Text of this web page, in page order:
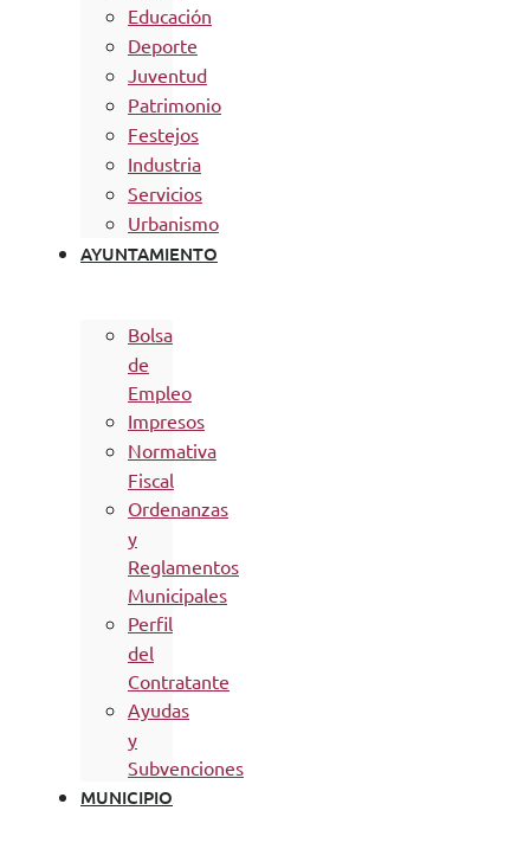
Educación
Deporte
Juventud
Patrimonio
Festejos
Industria
Servicios
Urbanismo
AYUNTAMIENTO
Bolsa
de
Empleo
Impresos
Normativa
Fiscal
Ordenanzas
y
Reglamentos
Municipales
Perfil
del
Contratante
Ayudas
y
Subvenciones
MUNICIPIO